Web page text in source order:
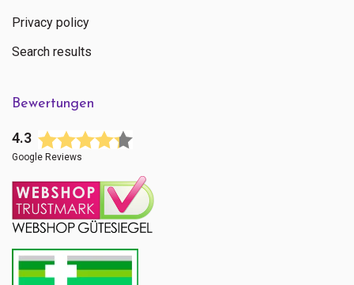
Privacy policy
Search results
Bewertungen
4.3
Google Reviews